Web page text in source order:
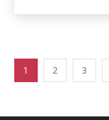
1 2 3